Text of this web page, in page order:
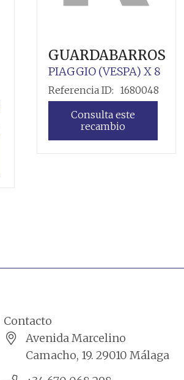
GUARDABARROS
PIAGGIO (VESPA) X 8
Referencia ID: 1680048
Consulta este
recambio
Contacto
Avenida Marcelino
Camacho, 19. 29010 Málaga